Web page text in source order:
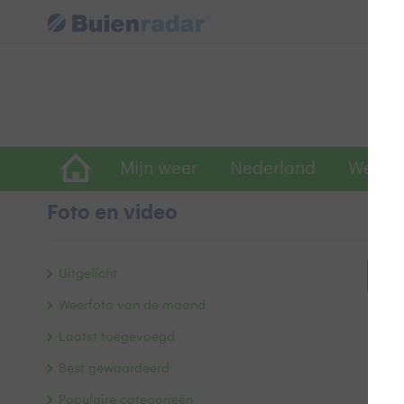
Mijn weer Nederland
Foto en video
Uitgelicht
Weerfoto van de maand
Laatst toegevoegd
Best gewaardeerd
Populaire categorieën